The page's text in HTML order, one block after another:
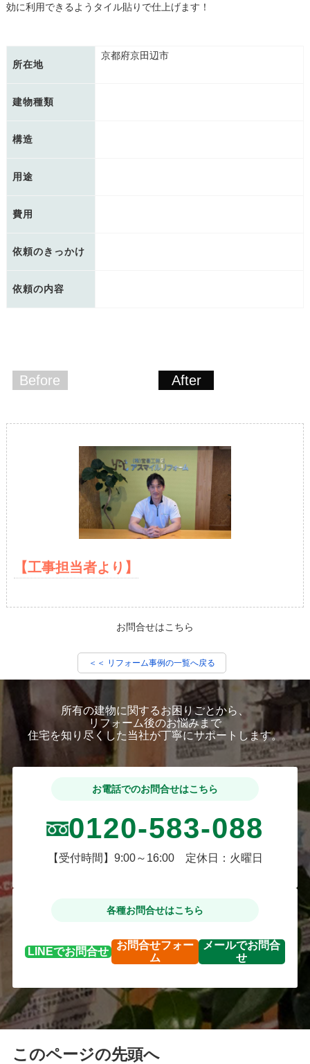
効に利用できるようタイル貼りで仕上げます！
所在地
京都府京田辺市
建物種類
構造
用途
費用
依頼のきっかけ
依頼の内容
Before After
【工事担当者より】
お問合せはこちら
＜＜ リフォーム事例の一覧へ戻る
所有の建物に関するお困りごとから、
リフォーム後のお悩みまで
住宅を知り尽くした当社が丁寧にサポートします。
お電話でのお問合せはこちら
0120-583-088
【受付時間】9:00～16:00 定休日：火曜日
各種お問合せはこちら
LINEでお問合せ
お問合せフォー
ム
メールでお問合
せ
このページの先頭へ